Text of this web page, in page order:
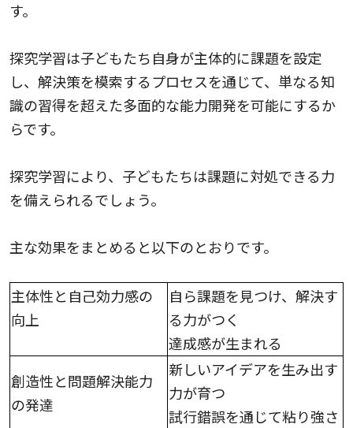
す。
探究学習は子どもたち自身が主体的に課題を設定
し、解決策を模索するプロセスを通じて、単なる知
識の習得を超えた多面的な能力開発を可能にするか
らです。
探究学習により、子どもたちは課題に対処できる力
を備えられるでしょう。
主な効果をまとめると以下のとおりです。
主体性と自己効力感の
向上
自ら課題を見つけ、解決す
る力がつく
達成感が生まれる
創造性と問題解決能力
の発達
新しいアイデアを生み出す
力が育つ
試行錯誤を通じて粘り強さ